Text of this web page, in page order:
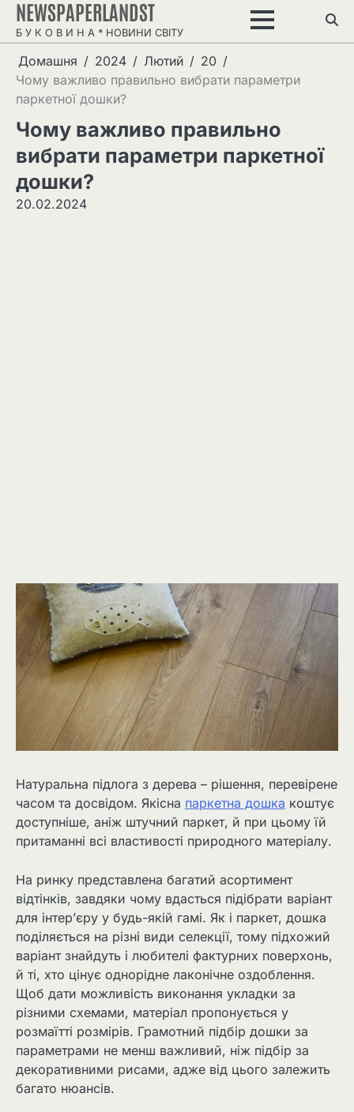
Перейти
вмісту
NEWSPAPERLANDST
Б У К О В И Н А * НОВИНИ СВІТУ
Домашня 2024 Лютий
20
Чому важливо правильно вибрати параметри
паркетної дошки?
Чому важливо правильно
вибрати параметри паркетної
дошки?
20.02.2024
Натуральна підлога з дерева – рішення, перевірене
часом та досвідом. Якісна паркетна дошка коштує
доступніше, аніж штучний паркет, й при цьому їй
притаманні всі властивості природного матеріалу.
На ринку представлена багатий асортимент
відтінків, завдяки чому вдасться підібрати варіант
для інтер’єру у будь-якій гамі. Як і паркет, дошка
поділяється на різні види селекції, тому підхожий
варіант знайдуть і любителі фактурних поверхонь,
й ті, хто цінує однорідне лаконічне оздоблення.
Щоб дати можливість виконання укладки за
різними схемами, матеріал пропонується у
розмаїтті розмірів. Грамотний підбір дошки за
параметрами не менш важливий, ніж підбір за
декоративними рисами, адже від цього залежить
багато нюансів.